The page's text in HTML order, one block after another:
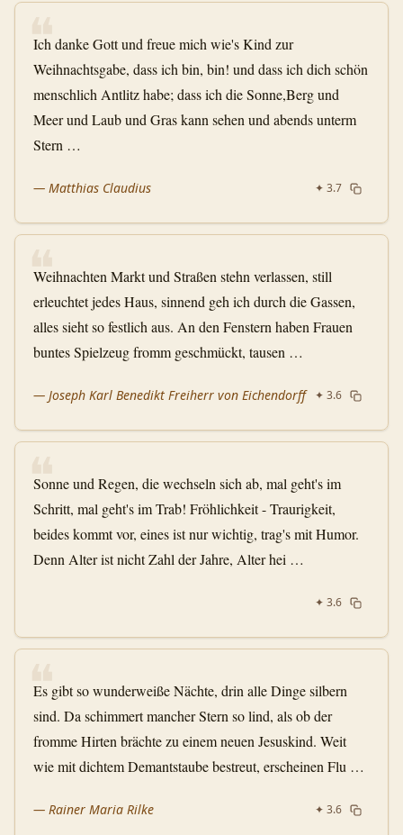
❝
Ich danke Gott und freue mich wie's Kind zur
Weihnachtsgabe, dass ich bin, bin! und dass ich dich schön
menschlich Antlitz habe; dass ich die Sonne,Berg und
Meer und Laub und Gras kann sehen und abends unterm
Stern …
— Matthias Claudius ✦ 3.7
❝
Weihnachten Markt und Straßen stehn verlassen, still
erleuchtet jedes Haus, sinnend geh ich durch die Gassen,
alles sieht so festlich aus. An den Fenstern haben Frauen
buntes Spielzeug fromm geschmückt, tausen …
— Joseph Karl Benedikt Freiherr von Eichendorff ✦ 3.6
❝
Sonne und Regen, die wechseln sich ab, mal geht's im
Schritt, mal geht's im Trab! Fröhlichkeit - Traurigkeit,
beides kommt vor, eines ist nur wichtig, trag's mit Humor.
Denn Alter ist nicht Zahl der Jahre, Alter hei …
✦ 3.6
❝
Es gibt so wunderweiße Nächte, drin alle Dinge silbern
sind. Da schimmert mancher Stern so lind, als ob der
fromme Hirten brächte zu einem neuen Jesuskind. Weit
wie mit dichtem Demantstaube bestreut, erscheinen Flu …
— Rainer Maria Rilke ✦ 3.6